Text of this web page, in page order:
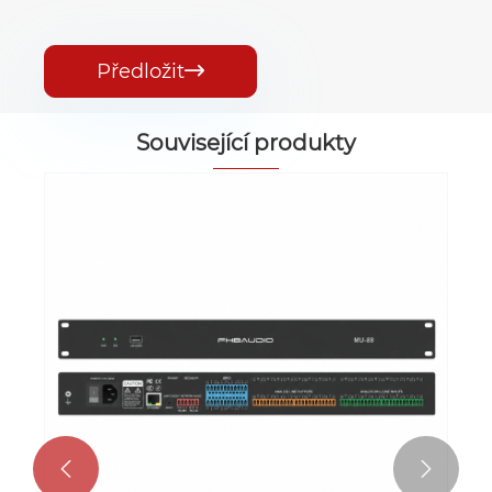
Předložit
Související produkty
 